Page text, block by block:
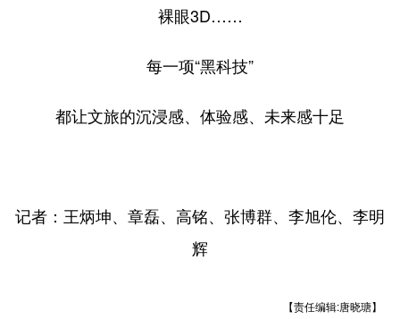
裸眼3D……
每一项“黑科技”
都让文旅的沉浸感、体验感、未来感十足
记者：王炳坤、章磊、高铭、张博群、李旭伦、李明
辉
【责任编辑:唐晓瑭】